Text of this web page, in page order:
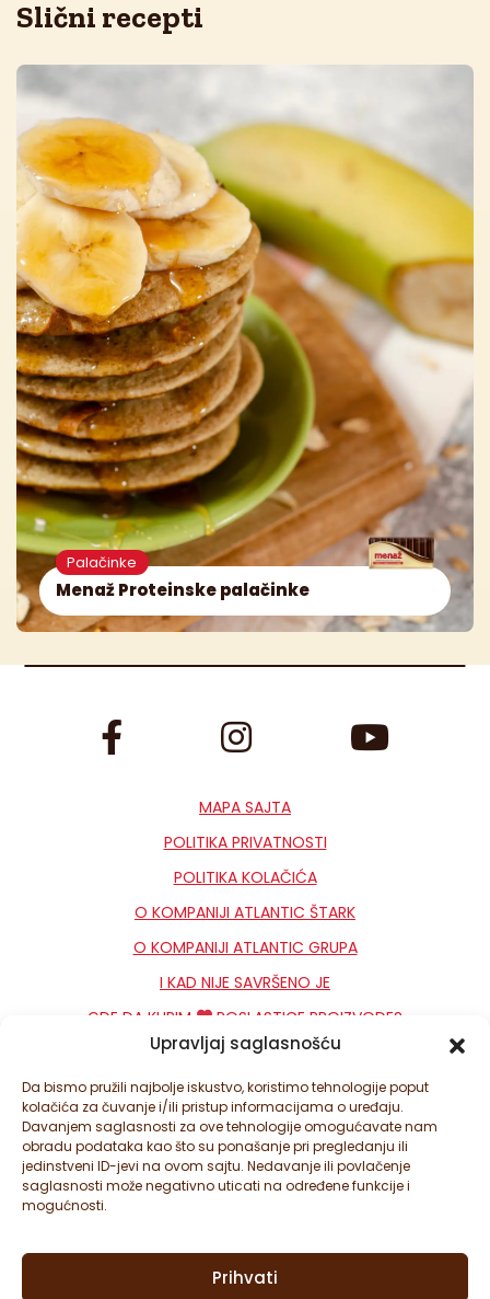
Upravljaj saglasnošću
Da bismo pružili najbolje iskustvo, koristimo tehnologije poput
kolačića za čuvanje i/ili pristup informacijama o uređaju.
Davanjem saglasnosti za ove tehnologije omogućavate nam
obradu podataka kao što su ponašanje pri pregledanju ili
jedinstveni ID-jevi na ovom sajtu. Nedavanje ili povlačenje
saglasnosti može negativno uticati na određene funkcije i
mogućnosti.
Prihvati
Slični recepti
Menaž Proteinske palačinke
Palačinke
MAPA SAJTA
POLITIKA PRIVATNOSTI
POLITIKA KOLAČIĆA
O KOMPANIJI ATLANTIC ŠTARK
O KOMPANIJI ATLANTIC GRUPA
I KAD NIJE SAVRŠENO JE
GDE DA KUPIM
POSLASTICE PROIZVODE?
KONTAKT
NEWSLETTER
PODEŠAVANJA KOLAČIĆA